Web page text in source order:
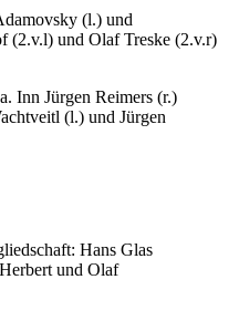
Adamovsky (l.) und
und Olaf Treske (2.v.r)
a. Inn Jürgen Reimers (r.)
(l.) und Jürgen
Hans Glas
und Olaf